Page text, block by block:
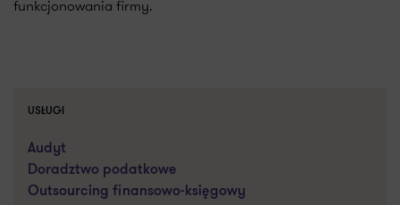
funkcjonowania firmy.
USŁUGI
Audyt
Doradztwo podatkowe
Outsourcing finansowo-księgowy